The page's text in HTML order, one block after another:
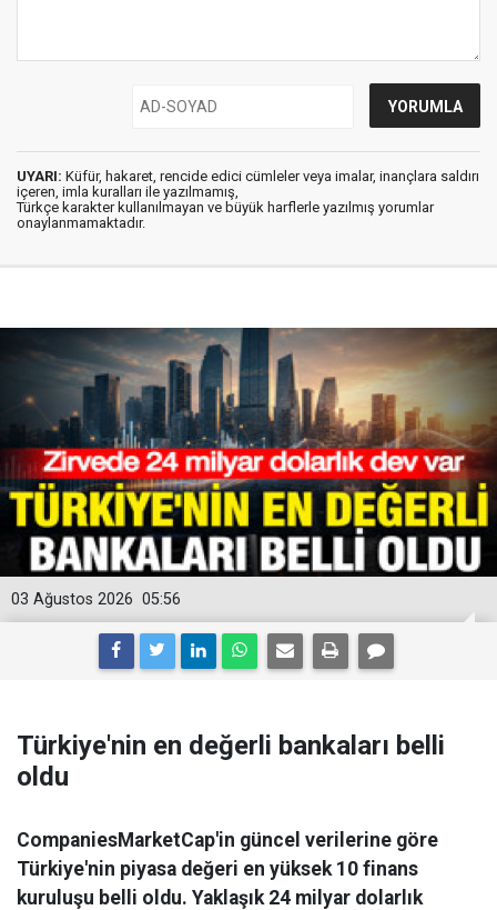
UYARI: Küfür, hakaret, rencide edici cümleler veya imalar, inançlara saldırı
içeren, imla kuralları ile yazılmamış,
Türkçe karakter kullanılmayan ve büyük harflerle yazılmış yorumlar
onaylanmamaktadır.
05:56
03 Ağustos 2026
Türkiye'nin en değerli bankaları belli
oldu
CompaniesMarketCap'in güncel verilerine göre
Türkiye'nin piyasa değeri en yüksek 10 finans
kuruluşu belli oldu. Yaklaşık 24 milyar dolarlık